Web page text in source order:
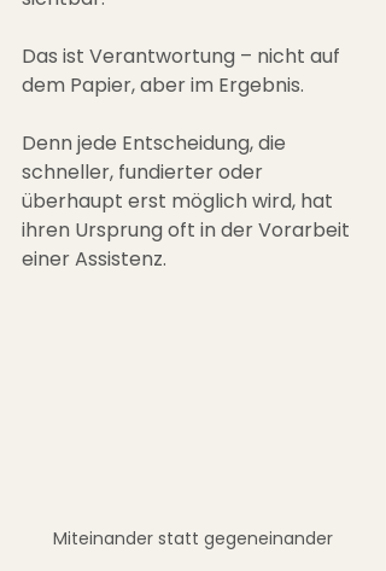
Das ist Verantwortung – nicht auf
dem Papier, aber im Ergebnis.
Denn jede Entscheidung, die
schneller, fundierter oder
überhaupt erst möglich wird, hat
ihren Ursprung oft in der Vorarbeit
einer Assistenz.
Miteinander statt gegeneinander